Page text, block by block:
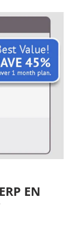
EN